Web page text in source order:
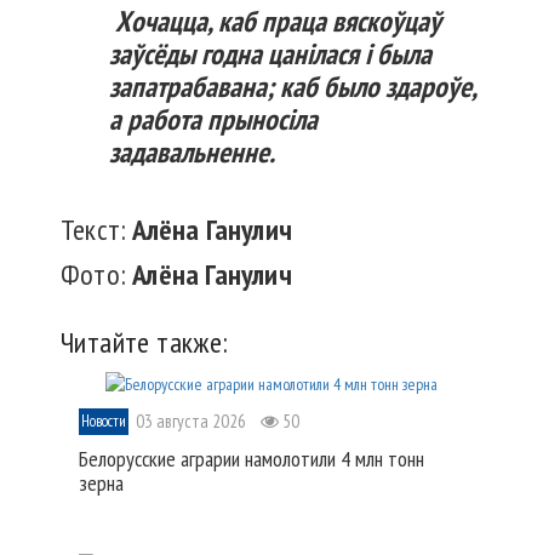
Хочацца, каб праца вяскоўцаў
заўсёды годна цанілася і была
запатрабавана; каб было здароўе,
а работа прыносіла
задавальненне.
Текст:Алёна Ганулич
Фото:Алёна Ганулич
Читайте также:
Новости 03 августа 2026 50
Белорусские аграрии намолотили 4 млн тонн
зерна